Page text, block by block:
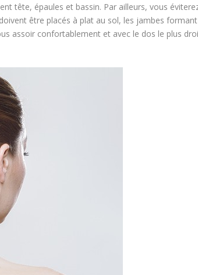
tête, épaules et bassin. Par ailleurs, vous
être placés à plat au sol, les jambes formant
assoir confortablement et avec le dos le plus